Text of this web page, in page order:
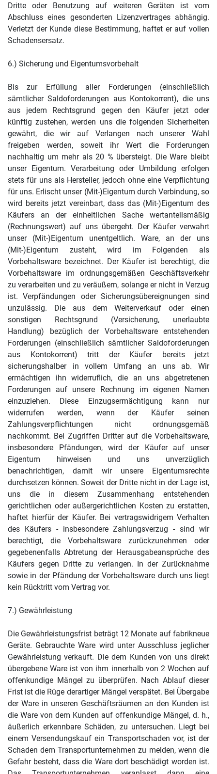
Dritte oder Benutzung auf weiteren Geräten ist vom
Abschluss eines gesonderten Lizenzvertrages abhängig.
Verletzt der Kunde diese Bestimmung, haftet er auf vollen
Schadensersatz.
6.) Sicherung und Eigentumsvorbehalt
Bis zur Erfüllung aller Forderungen (einschließlich
sämtlicher Saldoforderungen aus Kontokorrent), die uns
aus jedem Rechtsgrund gegen den Käufer jetzt oder
künftig zustehen, werden uns die folgenden Sicherheiten
gewährt, die wir auf Verlangen nach unserer Wahl
freigeben werden, soweit ihr Wert die Forderungen
nachhaltig um mehr als 20 % übersteigt. Die Ware bleibt
unser Eigentum. Verarbeitung oder Umbildung erfolgen
stets für uns als Hersteller, jedoch ohne eine Verpflichtung
für uns. Erlischt unser (Mit-)Eigentum durch Verbindung, so
wird bereits jetzt vereinbart, dass das (Mit-)Eigentum des
Käufers an der einheitlichen Sache wertanteilsmäßig
(Rechnungswert) auf uns übergeht. Der Käufer verwahrt
unser (Mit-)Eigentum unentgeltlich. Ware, an der uns
(Mit-)Eigentum zusteht, wird im Folgenden als
Vorbehaltsware bezeichnet. Der Käufer ist berechtigt, die
Vorbehaltsware im ordnungsgemäßen Geschäftsverkehr
zu verarbeiten und zu veräußern, solange er nicht in Verzug
ist. Verpfändungen oder Sicherungsübereignungen sind
unzulässig. Die aus dem Weiterverkauf oder einen
sonstigen Rechtsgrund (Versicherung, unerlaubte
Handlung) bezüglich der Vorbehaltsware entstehenden
Forderungen (einschließlich sämtlicher Saldoforderungen
aus Kontokorrent) tritt der Käufer bereits jetzt
sicherungshalber in vollem Umfang an uns ab. Wir
ermächtigen ihn widerruflich, die an uns abgetretenen
Forderungen auf unsere Rechnung im eigenen Namen
einzuziehen. Diese Einzugsermächtigung kann nur
widerrufen werden, wenn der Käufer seinen
Zahlungsverpflichtungen nicht ordnungsgemäß
nachkommt. Bei Zugriffen Dritter auf die Vorbehaltsware,
insbesondere Pfändungen, wird der Käufer auf unser
Eigentum hinweisen und uns unverzüglich
benachrichtigen, damit wir unsere Eigentumsrechte
durchsetzen können. Soweit der Dritte nicht in der Lage ist,
uns die in diesem Zusammenhang entstehenden
gerichtlichen oder außergerichtlichen Kosten zu erstatten,
haftet hierfür der Käufer. Bei vertragswidrigem Verhalten
des Käufers - insbesondere Zahlungsverzug - sind wir
berechtigt, die Vorbehaltsware zurückzunehmen oder
gegebenenfalls Abtretung der Herausgabeansprüche des
Käufers gegen Dritte zu verlangen. In der Zurücknahme
sowie in der Pfändung der Vorbehaltsware durch uns liegt
kein Rücktritt vom Vertrag vor.
7.) Gewährleistung
Die Gewährleistungsfrist beträgt 12 Monate auf fabrikneue
Geräte. Gebrauchte Ware wird unter Ausschluss jeglicher
Gewährleistung verkauft. Die dem Kunden von uns direkt
übergebene Ware ist von ihm innerhalb von 2 Wochen auf
offenkundige Mängel zu überprüfen. Nach Ablauf dieser
Frist ist die Rüge derartiger Mängel verspätet. Bei Übergabe
der Ware in unseren Geschäftsräumen an den Kunden ist
die Ware von dem Kunden auf offenkundige Mängel, d. h.,
äußerlich erkennbare Schäden, zu untersuchen. Liegt bei
einem Versendungskauf ein Transportschaden vor, ist der
Schaden dem Transportunternehmen zu melden, wenn die
Gefahr besteht, dass die Ware dort beschädigt worden ist.